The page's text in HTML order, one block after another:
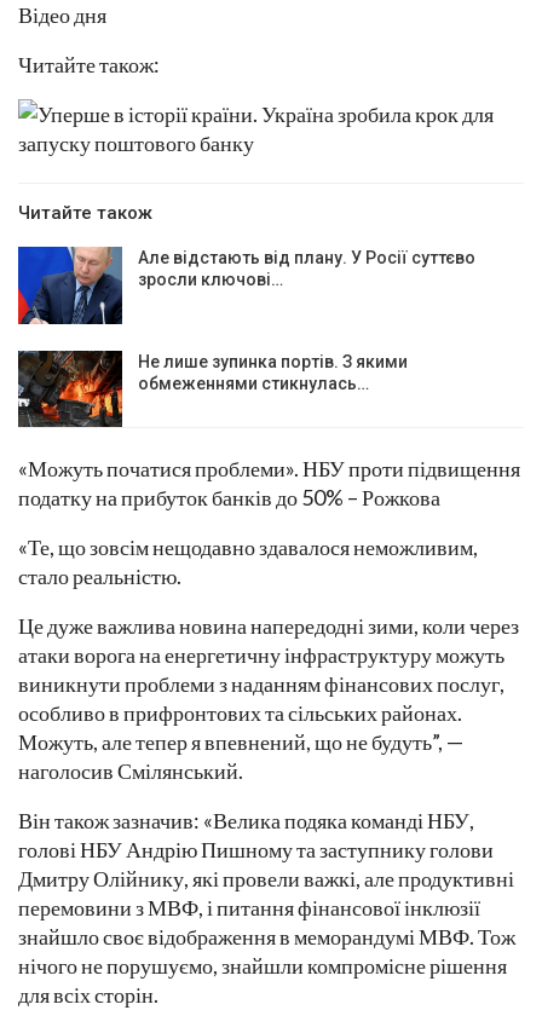
Відео дня
Читайте також:
Читайте також
Але відстають від плану. У Росії суттєво
зросли ключові…
Не лише зупинка портів. З якими
обмеженнями стикнулась…
«Можуть початися проблеми». НБУ проти підвищення
податку на прибуток банків до 50% – Рожкова
«Те, що зовсім нещодавно здавалося неможливим,
стало реальністю.
Це дуже важлива новина напередодні зими, коли через
атаки ворога на енергетичну інфраструктуру можуть
виникнути проблеми з наданням фінансових послуг,
особливо в прифронтових та сільських районах.
Можуть, але тепер я впевнений, що не будуть”, —
наголосив Смілянський.
Він також зазначив: «Велика подяка команді НБУ,
голові НБУ Андрію Пишному та заступнику голови
Дмитру Олійнику, які провели важкі, але продуктивні
перемовини з МВФ, і питання фінансової інклюзії
знайшло своє відображення в меморандумі МВФ. Тож
нічого не порушуємо, знайшли компромісне рішення
для всіх сторін.